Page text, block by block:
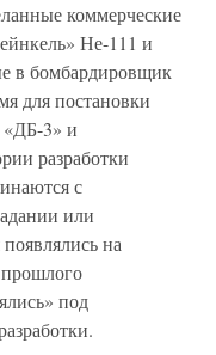
коммерческие
Не-111 и
в бомбардировщик
для постановки
«ДБ-3» и
разработки
с
или
на
под